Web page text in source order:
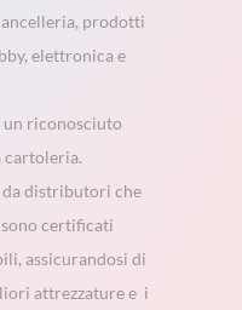
prodotti
elettronica e
un riconosciuto
cartoleria.
distributori che
certificati
assicurandosi di
attrezzature e i